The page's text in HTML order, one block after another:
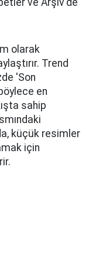
ve Arşiv'de
olarak
Trend
'Son
en
sahip
küçük resimler
için